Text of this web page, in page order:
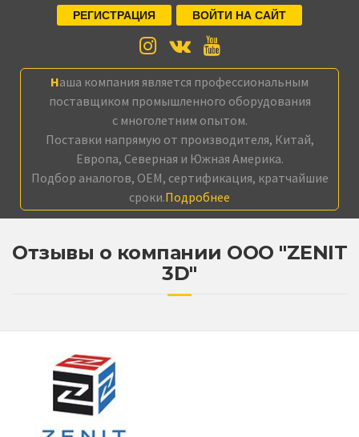
РЕГИСТРАЦИЯ ВОЙТИ НА САЙТ
Наша компания является профессиональным
поставщиком промышленного оборудования
с многолетним опытом.
Поставки напрямую от производителя, Китай,
Европа, Северная и Южная Америка.
Подбор аналогов, OEM, сертификация, кратчайшие
сроки.Подробнее
Отзывы о компании ООО "ZENIT
3D"